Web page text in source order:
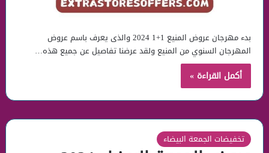
بدء مهرجان عروض المنيع 1+1 2024 والذى يعرف باسم عروض
المهرجان السنوي من المنيع ولقد عرضنا تفاصيل عن جميع هذه…
أكمل القراءة »
تخفيضات الجمعة البيضاء